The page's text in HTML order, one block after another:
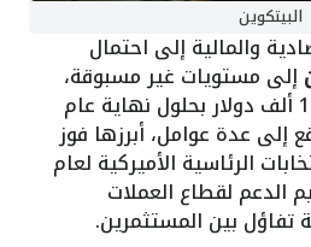
البيتكوين
والمالية إلى احتمال
إلى مستويات غير مسبوقة،
وقد تتجاوز حاجز الـ100 ألف دولار بحلول نهاية عام
الرئاسية الأميركية لعام
الدعم لقطاع العملات
تفاؤل بين المستثمرين.